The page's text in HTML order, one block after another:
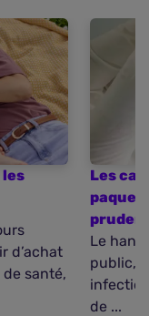
les
d’achat
santé,
Les
Le
public,
de ...